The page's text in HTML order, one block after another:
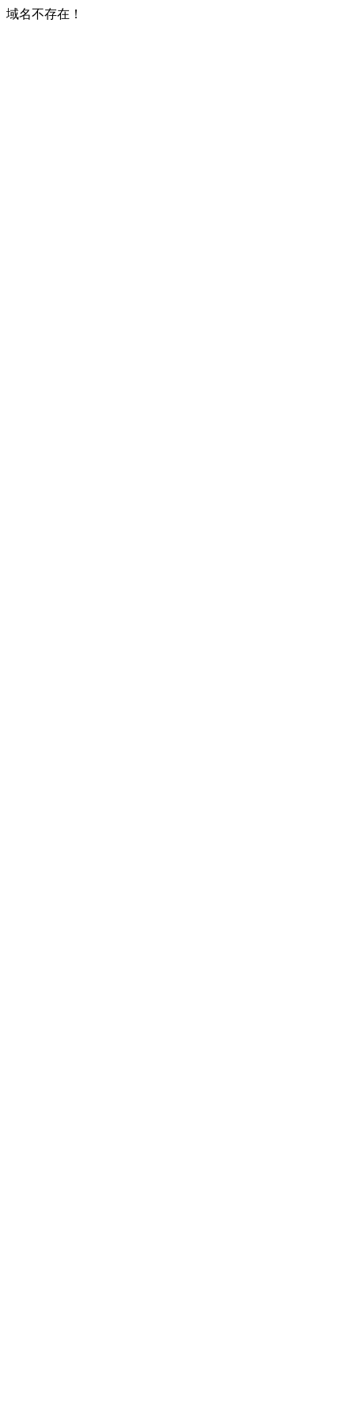
域名不存在！